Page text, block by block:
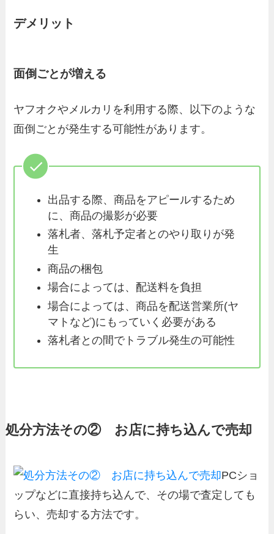
デメリット
面倒ごとが増える
ヤフオクやメルカリを利用する際、以下のような
面倒ごとが発生する可能性があります。
出品する際、商品をアピールするため
に、商品の撮影が必要
落札者、落札予定者とのやり取りが発
生
商品の梱包
場合によっては、配送料を負担
場合によっては、商品を配送営業所(ヤ
マトなど)にもっていく必要がある
落札者との間でトラブル発生の可能性
処分方法その② お店に持ち込んで売却
PCショ
ップなどに直接持ち込んで、その場で査定しても
らい、売却する方法です。